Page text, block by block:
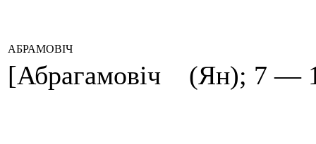
АБРАМОВІЧ
[Абрагамовіч (Ян); 7 —